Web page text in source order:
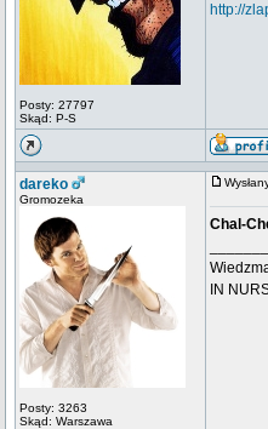
Posty: 27797
Skąd: P-S
http://
dareko
Gromozeka
Posty: 3263
Skąd: Warszawa
Chal-
IN